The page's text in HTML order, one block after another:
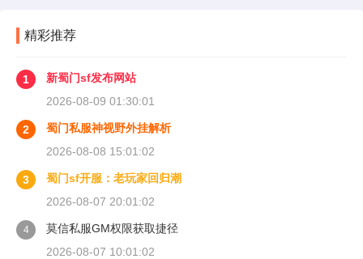
精彩推荐
1
新蜀门sf发布网站
2026-08-09 01:30:01
2
蜀门私服神视野外挂解析
2026-08-08 15:01:02
3
蜀门sf开服：老玩家回归潮
2026-08-07 20:01:02
4
莫信私服GM权限获取捷径
2026-08-07 10:01:02